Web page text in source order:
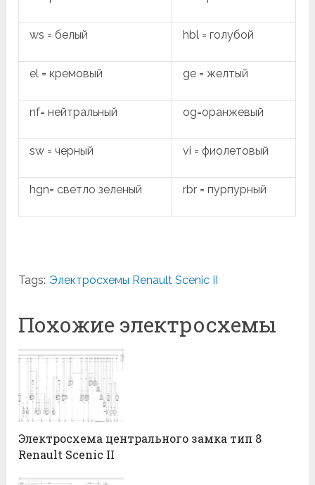
ws = белый hbl = голубой
el = кремовый ge = желтый
nf= нейтральный og=оранжевый
sw = черный vi = фиолетовый
hgn= светло зеленый rbr = пурпурный
Tags: Электросхемы Renault Scenic II
Похожие электросхемы
Электросхема центрального замка тип 8
Renault Scenic II